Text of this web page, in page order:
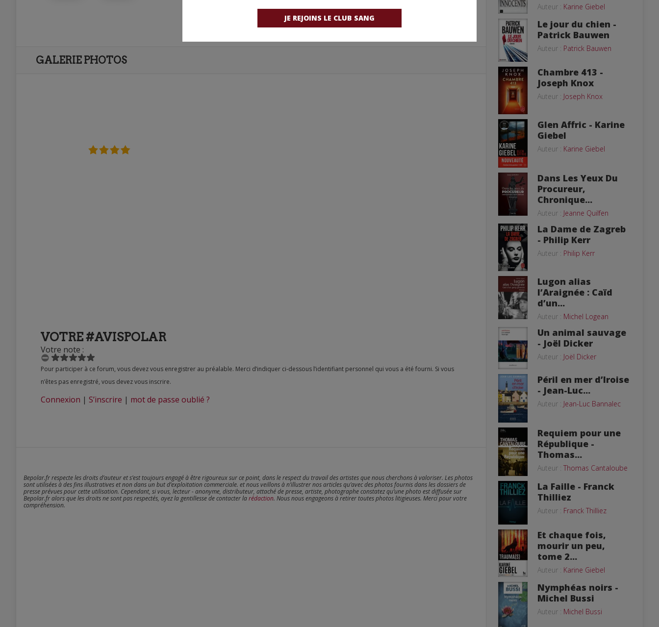
JE REJOINS LE CLUB SANG
GALERIE PHOTOS
VOTRE #AVISPOLAR
Votre note :
Pour participer à ce forum, vous devez vous enregistrer au préalable. Merci d’indiquer ci-dessous l’identifiant personnel qui vous a été fourni. Si vous
n’êtes pas enregistré, vous devez vous inscrire.
Connexion | S’inscrire | mot de passe oublié ?
Bepolar.fr respecte les droits d’auteur et s’est toujours engagé à être rigoureux sur ce point, dans le respect du travail des artistes que nous cherchons à valoriser. Les photos
sont utilisées à des fins illustratives et non dans un but d’exploitation commerciale. et nous veillons à n’illustrer nos articles qu’avec des photos fournis dans les dossiers de
presse prévues pour cette utilisation. Cependant, si vous, lecteur - anonyme, distributeur, attaché de presse, artiste, photographe constatez qu’une photo est diffusée sur
Bepolar.fr alors que les droits ne sont pas respectés, ayez la gentillesse de contacter larédaction. Nous nous engageons à retirer toutes photos litigieuses. Merci pour votre
compréhension.
Auteur : Karine Giebel
Le jour du chien -
Patrick Bauwen
Auteur : Patrick Bauwen
Chambre 413 -
Joseph Knox
Auteur : Joseph Knox
Glen Affric - Karine
Giebel
Auteur : Karine Giebel
Dans Les Yeux Du
Procureur,
Chronique...
Auteur : Jeanne Quilfen
La Dame de Zagreb
- Philip Kerr
Auteur : Philip Kerr
Lugon alias
l’Araignée : Caïd
d’un...
Auteur : Michel Logean
Un animal sauvage
- Joël Dicker
Auteur : Joël Dicker
Péril en mer d’Iroise
- Jean-Luc...
Auteur : Jean-Luc Bannalec
Requiem pour une
République -
Thomas...
Auteur : Thomas Cantaloube
La Faille - Franck
Thilliez
Auteur : Franck Thilliez
Et chaque fois,
mourir un peu,
tome 2...
Auteur : Karine Giebel
Nymphéas noirs -
Michel Bussi
Auteur : Michel Bussi